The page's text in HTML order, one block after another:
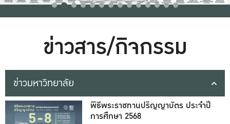
ข่าวสาร/กิจกรรม
ข่าวมหาวิทยาลัย
พิธีพระราชทานปริญญาบัตร ประจำปี
การศึกษา 2568